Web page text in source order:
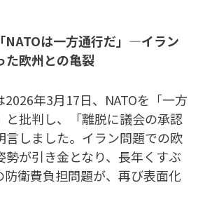
NATOは一方通行だ」―イラン
た欧州との亀裂
2026年3月17日、NATOを「一方
と批判し、「離脱に議会の承認
言しました。イラン問題での欧
勢が引き金となり、長年くすぶ
防衛費負担問題が、再び表面化